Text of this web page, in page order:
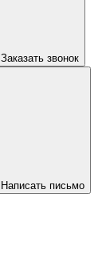
Заказать звонок
Написать письмо